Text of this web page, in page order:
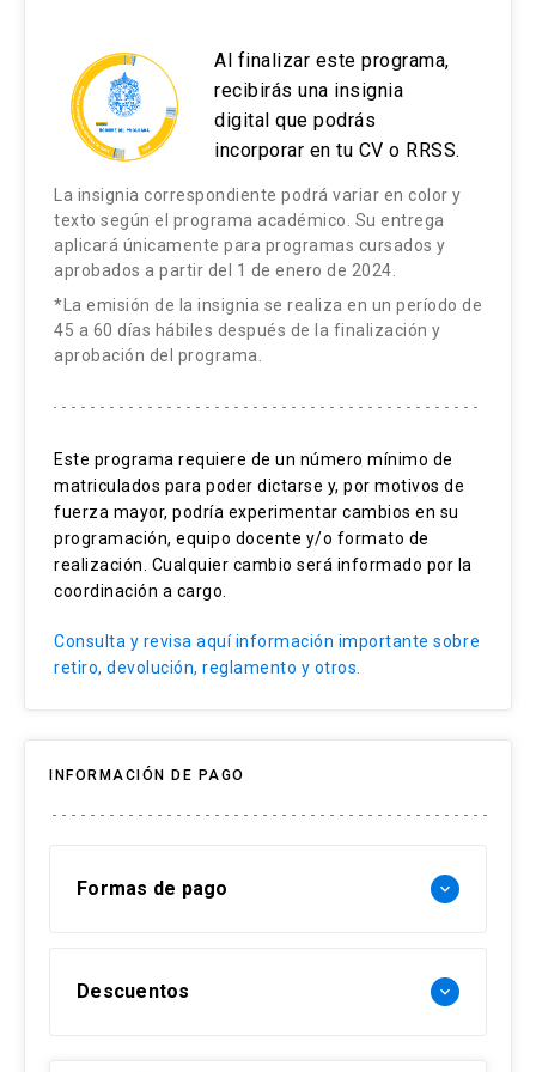
- Participación en clases (20%)
Al finalizar este programa,
recibirás una insignia
digital que podrás
incorporar en tu CV o RRSS.
La insignia correspondiente podrá variar en color y
texto según el programa académico. Su entrega
aplicará únicamente para programas cursados y
aprobados a partir del 1 de enero de 2024.
*La emisión de la insignia se realiza en un período de
45 a 60 días hábiles después de la finalización y
aprobación del programa.
Este programa requiere de un número mínimo de
matriculados para poder dictarse y, por motivos de
fuerza mayor, podría experimentar cambios en su
programación, equipo docente y/o formato de
realización. Cualquier cambio será informado por la
coordinación a cargo.
Consulta y revisa aquí información importante sobre
retiro, devolución, reglamento y otros.
INFORMACIÓN DE PAGO
Formas de pago keyboard_arrow_down
Descuentos keyboard_arrow_down